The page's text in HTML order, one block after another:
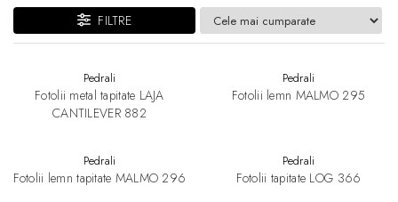
Console TV
Fotolii
Masute de cafea
Mese
Canapele
Mese
Ghivece de flori
Plafoniere
Veioze
FILTRE
Pedrali
Fotolii metal tapitate LAJA
CANTILEVER 882
Pedrali
Fotolii lemn MALMO 295
Pedrali
Fotolii lemn tapitate MALMO 296
Pedrali
Fotolii tapitate LOG 366